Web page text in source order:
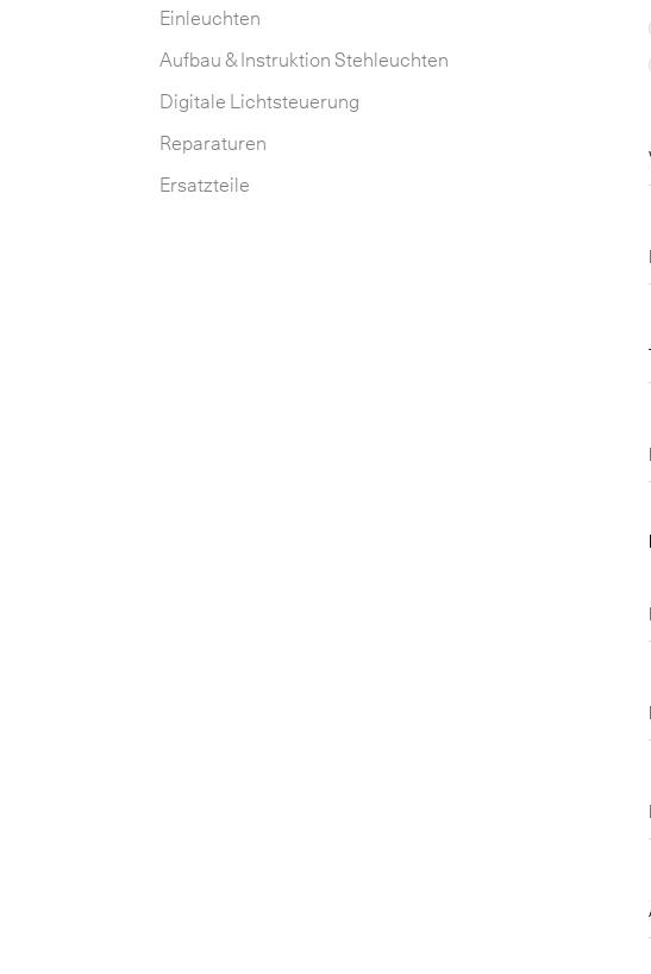
Einleuchten
Aufbau & Instruktion Stehleuchten
Digitale Lichtsteuerung
Reparaturen
Ersatzteile